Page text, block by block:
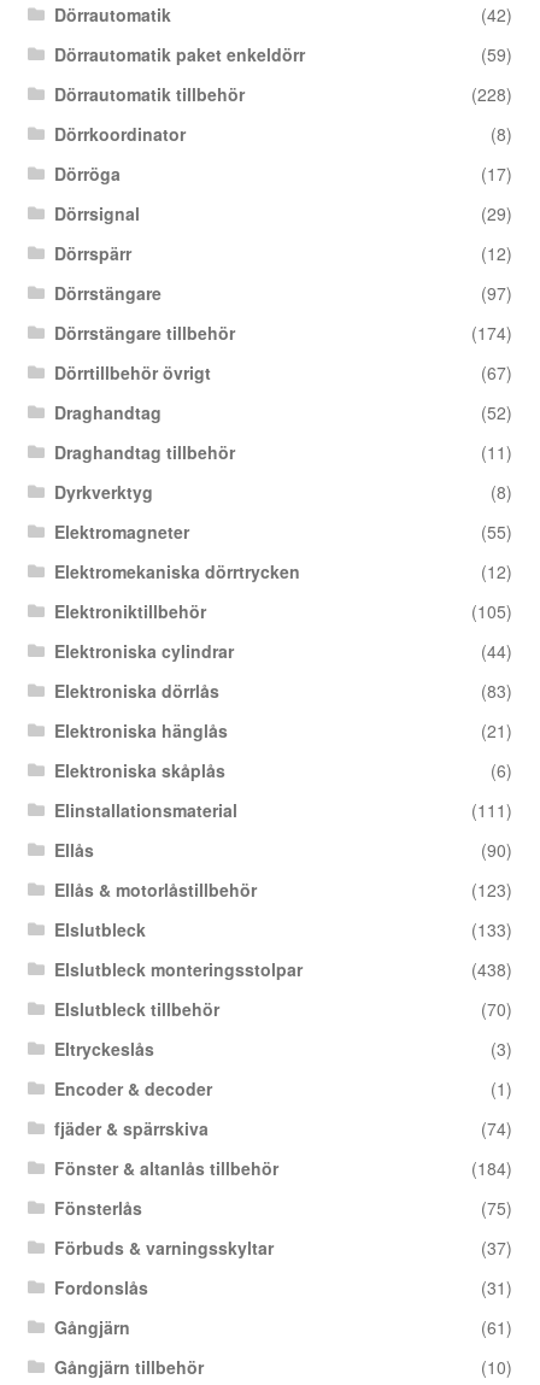
Dörrautomatik
(42)
Dörrautomatik paket enkeldörr
(59)
Dörrautomatik tillbehör
(228)
Dörrkoordinator
(8)
Dörröga
(17)
Dörrsignal
(29)
Dörrspärr
(12)
Dörrstängare
(97)
Dörrstängare tillbehör
(174)
Dörrtillbehör övrigt
(67)
Draghandtag
(52)
Draghandtag tillbehör
(11)
Dyrkverktyg
(8)
Elektromagneter
(55)
Elektromekaniska dörrtrycken
(12)
Elektroniktillbehör
(105)
Elektroniska cylindrar
(44)
Elektroniska dörrlås
(83)
Elektroniska hänglås
(21)
Elektroniska skåplås
(6)
Elinstallationsmaterial
(111)
Ellås
(90)
Ellås & motorlåstillbehör
(123)
Elslutbleck
(133)
Elslutbleck monteringsstolpar
(438)
Elslutbleck tillbehör
(70)
Eltryckeslås
(3)
Encoder & decoder
(1)
fjäder & spärrskiva
(74)
Fönster & altanlås tillbehör
(184)
Fönsterlås
(75)
Förbuds & varningsskyltar
(37)
Fordonslås
(31)
Gångjärn
(61)
Gångjärn tillbehör
(10)